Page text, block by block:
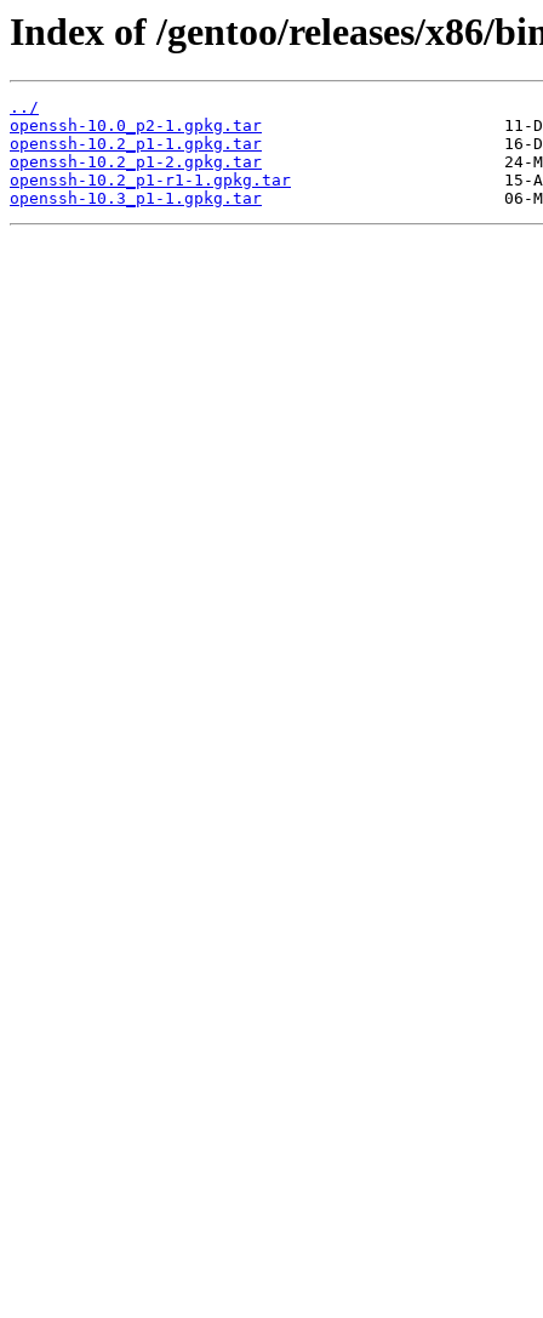
Index of /gentoo/releases/x86/
../
openssh-10.0_p2-1.gpkg.tar
openssh-10.2_p1-1.gpkg.tar
openssh-10.2_p1-2.gpkg.tar
openssh-10.2_p1-r1-1.gpkg.tar
openssh-10.3_p1-1.gpkg.tar